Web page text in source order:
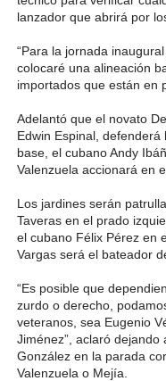
lanzador que abrirá por
“Para la jornada
colocaré una alineación
importados que están en
Adelantó que el novato
Edwin Espinal,
base, el cubano Andy
Valenzuela accionará en
Los jardines serán
Taveras en el prado
el cubano Félix Pérez en
Vargas será el bateador
“Es posible que
zurdo o derecho,
veteranos, sea Eugenio
Jiménez”, aclaró
González en la parada
Valenzuela o Mejía.